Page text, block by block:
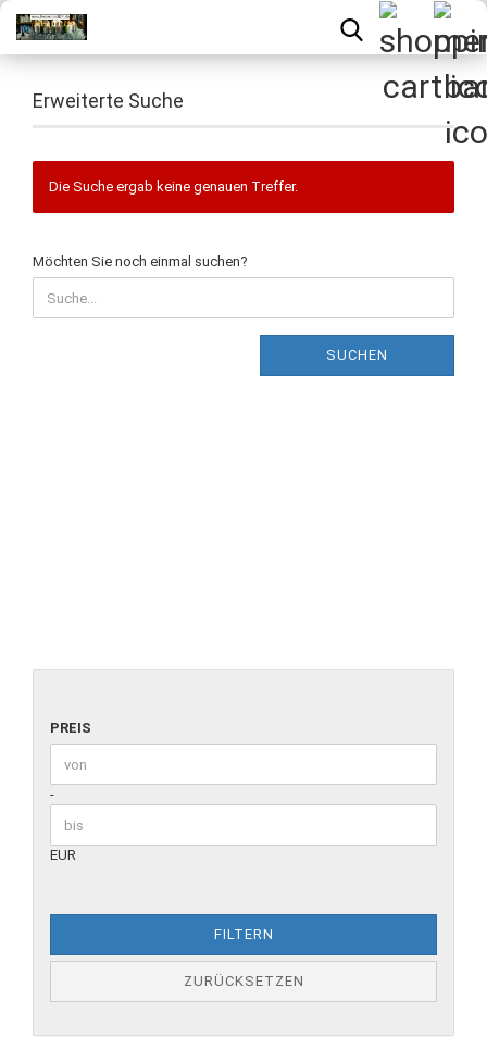
Erweiterte Suche
Die Suche ergab keine genauen Treffer.
Möchten Sie noch einmal suchen?
SUCHEN
PREIS
Preis bis
-
EUR
FILTERN
ZURÜCKSETZEN